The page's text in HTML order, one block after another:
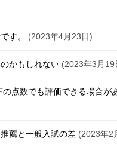
す。 2023年4月23日
のかもしれない 2023年3月19
点数でも評価できる場合が
薦と一般入試の差 2023年2